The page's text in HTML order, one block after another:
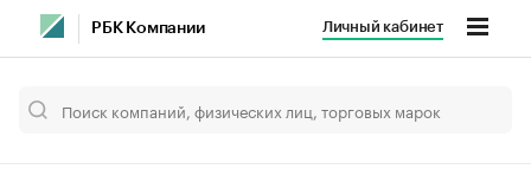
РБК Компании Личный кабинет